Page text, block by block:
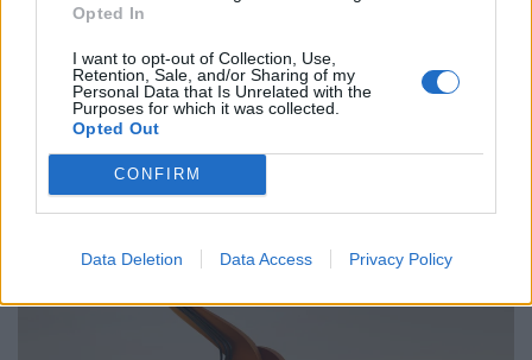
Opted In
I want to opt-out of Collection, Use,
Retention, Sale, and/or Sharing of my
Personal Data that Is Unrelated with the
Purposes for which it was collected.
Opted Out
CONFIRM
Data Deletion Data Access Privacy Policy
01.10.25
Δημόσιοι υπάλληλοι, γιατροί, εκπαιδευτικοί, δικαστικοί
υπάλληλοι, ταξιτζήδες και ναυτεργάτες συμμετέχουν στη
σημερινή πανελλαδική κινητοποίηση, που μπλοκάρει
μεταφορές και υπηρεσίες. Στο επίκεντρο των